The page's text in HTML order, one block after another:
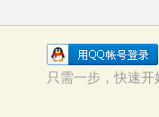
只需一步，快速开